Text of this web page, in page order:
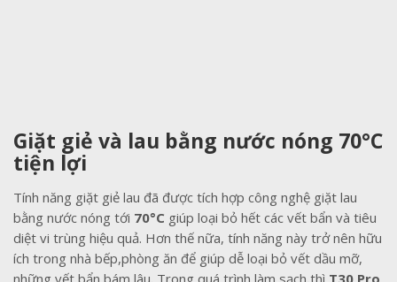
Giặt giẻ và lau bằng nước nóng 70°C
tiện lợi
Tính năng giặt giẻ lau đã được tích hợp công nghệ giặt lau
bằng nước nóng tới 70°C giúp loại bỏ hết các vết bẩn và tiêu
diệt vi trùng hiệu quả. Hơn thế nữa, tính năng này trở nên hữu
ích trong nhà bếp,phòng ăn để giúp dễ loại bỏ vết dầu mỡ,